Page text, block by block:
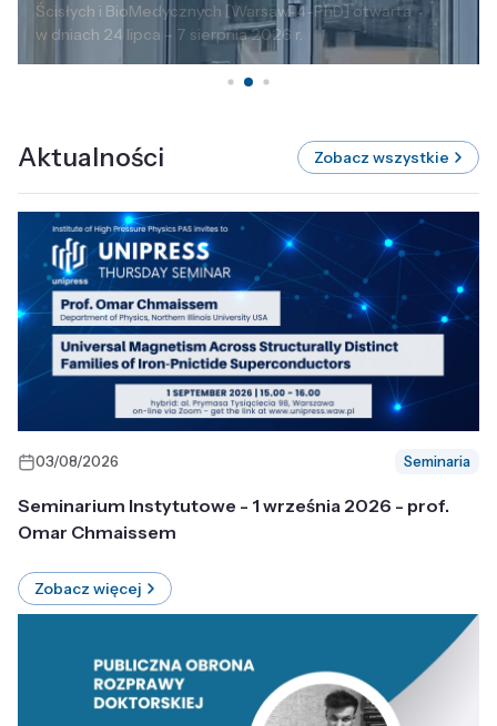
Ścisłych i BioMedycznych [Warsaw-4-PhD] otwarta
w dniach 24 lipca – 7 sierpnia 2026 r.
Aktualności Zobacz wszystkie
03/08/2026 Seminaria
Seminarium Instytutowe - 1 września 2026 - prof.
Omar Chmaissem
Zobacz więcej